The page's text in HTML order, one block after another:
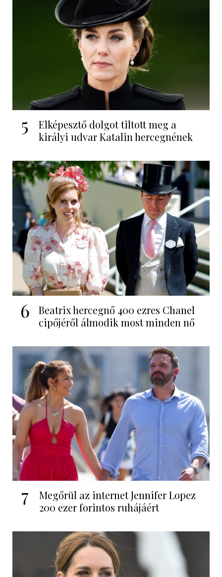
5
Elképesztő dolgot tiltott meg a
királyi udvar Katalin hercegnének
6
Beatrix hercegnő 400 ezres Chanel
cipőjéről álmodik most minden nő
7
Megőrül az internet Jennifer Lopez
200 ezer forintos ruhájáért